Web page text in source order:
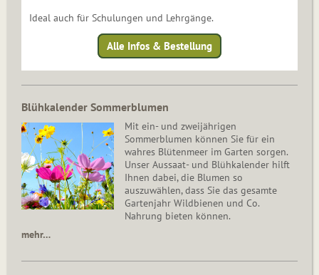
Ideal auch für Schulungen und Lehrgänge.
Alle Infos & Bestellung
Blühkalender Sommerblumen
Mit ein- und zweijährigen
Sommerblumen können Sie für ein
wahres Blütenmeer im Garten sorgen.
Unser Aussaat- und Blühkalender hilft
Ihnen dabei, die Blumen so
auszuwählen, dass Sie das gesamte
Gartenjahr Wildbienen und Co.
Nahrung bieten können.
mehr…